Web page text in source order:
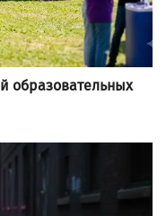
образовательных